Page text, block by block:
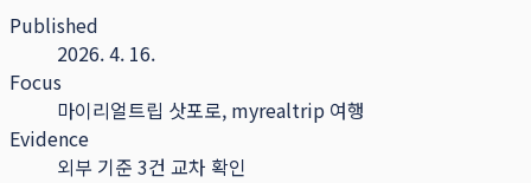
Published
2026. 4. 16.
Focus
마이리얼트립 삿포로, myrealtrip 여행
Evidence
외부 기준 3건 교차 확인